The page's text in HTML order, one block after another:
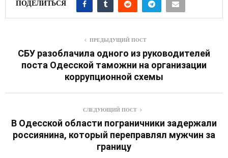
ПОДЕЛИТЬСЯ
ПРЕДЫДУЩИЙ ПОСТ
СБУ разоблачила одного из руководителей
поста Одесской таможни на организации
коррупционной схемы
СЛЕДУЮЩИЙ ПОСТ
В Одесской области пограничники задержали
россиянина, который переправлял мужчин за
границу